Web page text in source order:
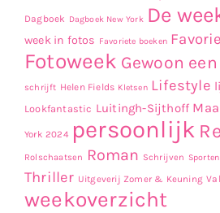
Dagboek Dagboek New York De
week in fotos Favoriete boeken
Fotoweek Gewoon
schrijft Helen Fields Kletsen Lifestyle
Lookfantastic Luitingh-Sijthoff
York 2024 persoonlijk
Rolschaatsen Roman Schrijven Sporten
Thriller Uitgeverij Zomer & Keuning
weekoverzicht